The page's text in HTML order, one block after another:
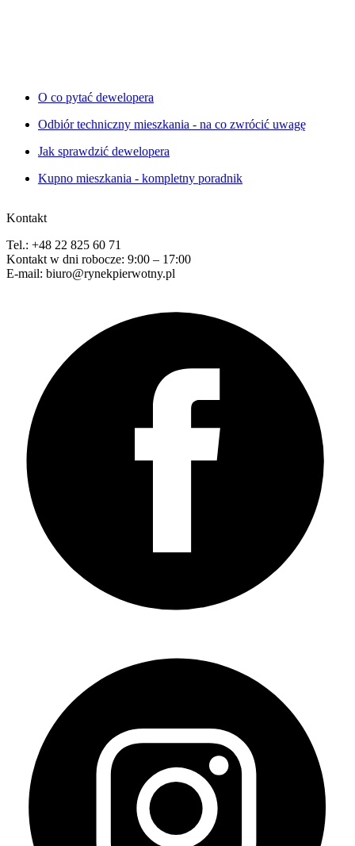
O co pytać dewelopera
Odbiór techniczny mieszkania - na co zwrócić uwagę
Jak sprawdzić dewelopera
Kupno mieszkania - kompletny poradnik
Kontakt
Tel.: +48 22 825 60 71
Kontakt w dni robocze: 9:00 – 17:00
E-mail: biuro@rynekpierwotny.pl